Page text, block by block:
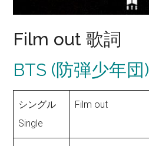
Film out 歌詞
BTS (防弾少年団)
シングル
Single
Film out